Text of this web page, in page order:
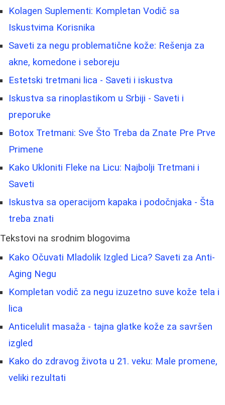
Kolagen Suplementi: Kompletan Vodič sa
Iskustvima Korisnika
Saveti za negu problematične kože: Rešenja za
akne, komedone i seboreju
Estetski tretmani lica - Saveti i iskustva
Iskustva sa rinoplastikom u Srbiji - Saveti i
preporuke
Botox Tretmani: Sve Što Treba da Znate Pre Prve
Primene
Kako Ukloniti Fleke na Licu: Najbolji Tretmani i
Saveti
Iskustva sa operacijom kapaka i podočnjaka - Šta
treba znati
Tekstovi na srodnim blogovima
Kako Očuvati Mladolik Izgled Lica? Saveti za Anti-
Aging Negu
Kompletan vodič za negu izuzetno suve kože tela i
lica
Anticelulit masaža - tajna glatke kože za savršen
izgled
Kako do zdravog života u 21. veku: Male promene,
veliki rezultati